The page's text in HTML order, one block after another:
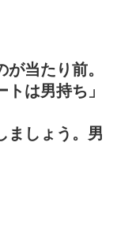
当たり前。
は男持ち」
ましょう。男